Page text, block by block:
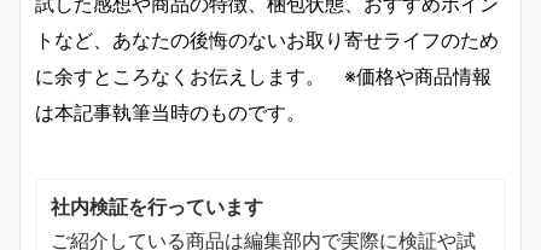
トなど、あなたの後悔のないお取り寄せライフのため
に余すところなくお伝えします。 ※価格や商品情報
は本記事執筆当時のものです。
社内検証を行っています
ご紹介している商品は編集部内で実際に検証や試